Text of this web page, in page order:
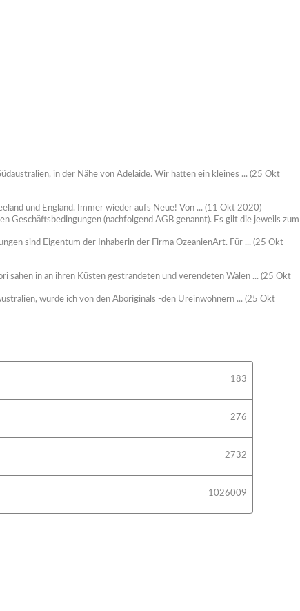
in der Nähe von Adelaide. Wir hatten ein kleines ... (25 Okt
und England. Immer wieder aufs Neue! Von ... (11 Okt 2020)
Geschäftsbedingungen (nachfolgend AGB genannt). Es gilt die jeweils zum
sind Eigentum der Inhaberin der Firma OzeanienArt. Für ... (25 Okt
sahen in an ihren Küsten gestrandeten und verendeten Walen ... (25 Okt
wurde ich von den Aboriginals -den Ureinwohnern ... (25 Okt
183
276
2732
1026009